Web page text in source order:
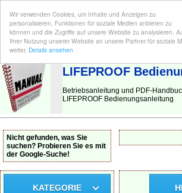
Wir verwenden Cookies, um Inhalte und Anzeigen zu
personalisieren, Funktionen für soziale Medien anbieten zu
können und die Zugriffe auf unsere Website zu analysieren.
Ihrer Nutzung unserer Website an unsere Partner für soziale
weiter. Details ansehen
BEDIENUNGSANLEITUNG | Hier finden Sie die
LIFEPROOF
Betriebsanleitung und PDF-
LIFEPROOF Bedienungsanleitung
Nicht gefunden, was Sie
suchen? Probieren Sie es mit
der Google-Suche!
KATEGORIE